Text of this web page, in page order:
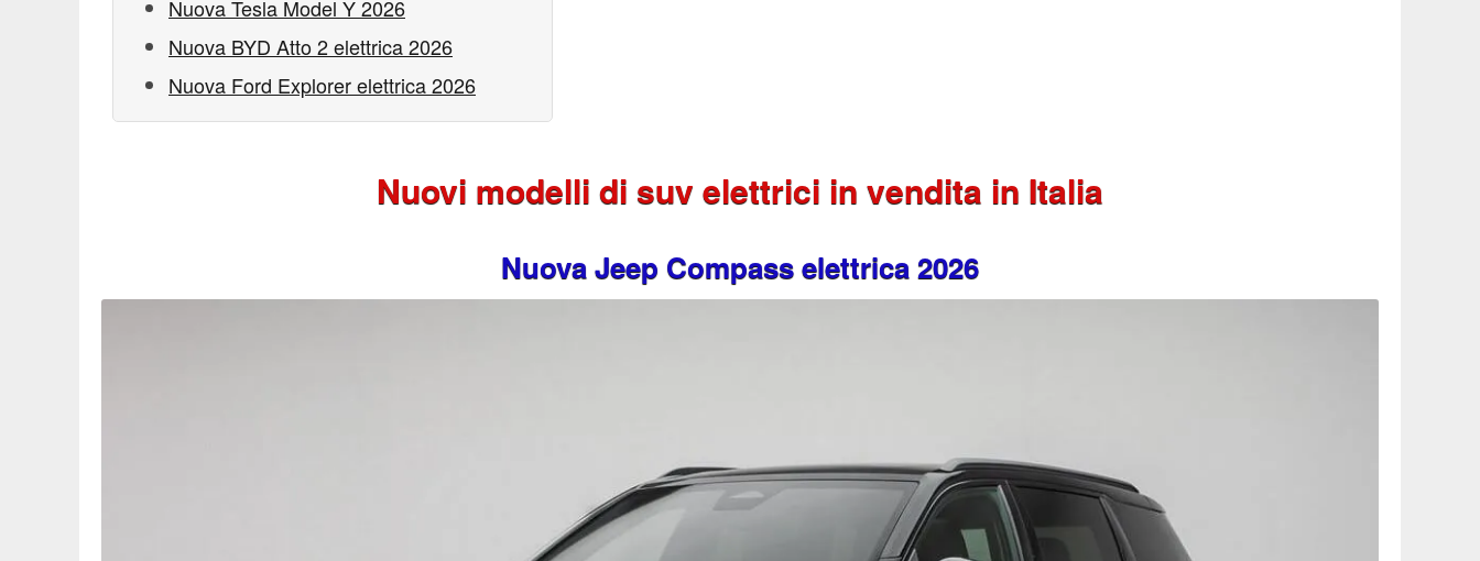
Nuova Tesla Model Y 2026
Nuova BYD Atto 2 elettrica 2026
Nuova Ford Explorer elettrica 2026
Nuovi modelli di suv elettrici in vendita in Italia
Nuova Jeep Compass elettrica 2026